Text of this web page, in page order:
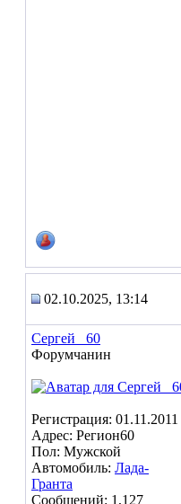
02.10.2025, 13:14
Сергей _60
Форумчанин
Регистрация: 01.11.2011
Адрес: Регион60
Пол: Мужской
Автомобиль: Лада-
Гранта
Сообщений: 1,127